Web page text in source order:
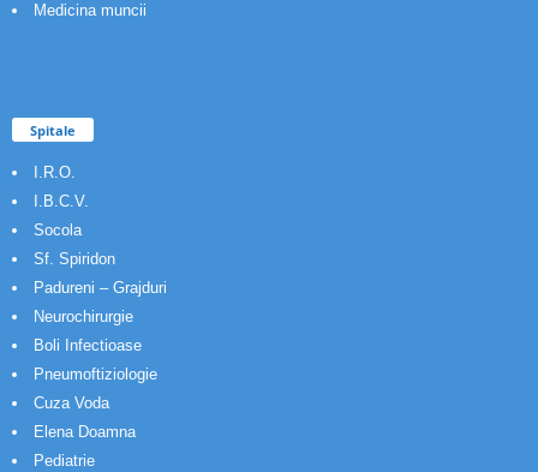
Medicina muncii
Spitale
I.R.O.
I.B.C.V.
Socola
Sf. Spiridon
Padureni – Grajduri
Neurochirurgie
Boli Infectioase
Pneumoftiziologie
Cuza Voda
Elena Doamna
Pediatrie